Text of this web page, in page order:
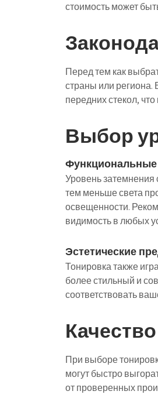
стоимость может
Перед тем как
страны или региона.
передних стекол,
Выбор
Функциональные
Уровень затемнения
тем меньше света
освещенности.
видимость в любых
Эстетические
Тонировка также
более стильный и
соответствовать
При выборе
могут быстро
от проверенных